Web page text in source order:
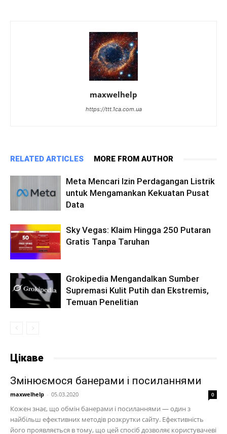
maxwelhelp
https://ttt.1ca.com.ua
RELATED ARTICLES MORE FROM AUTHOR
Meta Mencari Izin Perdagangan Listrik
untuk Mengamankan Kekuatan Pusat
Data
Sky Vegas: Klaim Hingga 250 Putaran
Gratis Tanpa Taruhan
Grokipedia Mengandalkan Sumber
Supremasi Kulit Putih dan Ekstremis,
Temuan Penelitian
Цікаве
Змінюємося банерами і посиланнями
maxwelhelp - 05.03.2020 0
Кожен знає, що обмін банерами і посиланнями — один з
найбільш ефективних методів розкрутки сайту. Ефективність
його проявляється в тому, що цей спосіб дозволяє користувачеві